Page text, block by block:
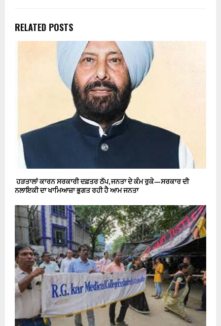
RELATED POSTS
ਹੜਤਾਲਾਂ ਕਾਰਨ ਸਰਕਾਰੀ ਦਫ਼ਤਰ ਠੱਪ, ਜਨਤਾ ਦੇ ਕੰਮ ਰੁਕੇ—ਸਰਕਾਰ ਦੀ
ਨਲਾਇਕੀ ਦਾ ਖਾਮਿਆਜ਼ਾ ਭੁਗਤ ਰਹੀ ਹੈ ਆਮ ਜਨਤਾ